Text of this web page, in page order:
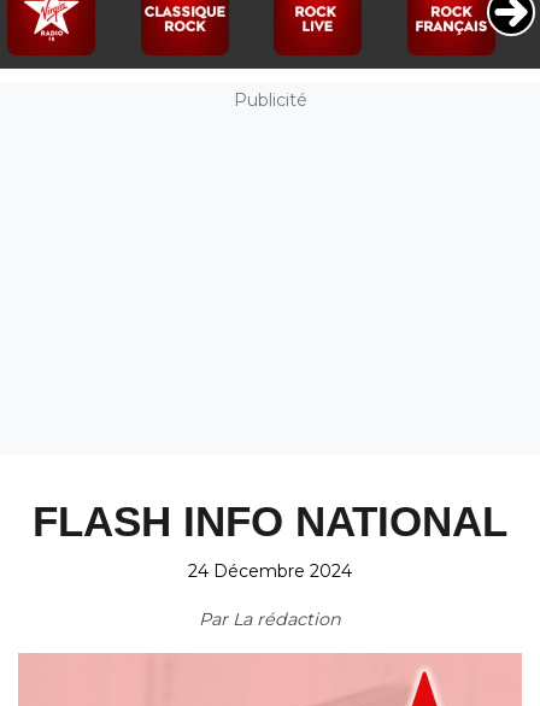
Publicité
FLASH INFO NATIONAL
24 Décembre 2024
Par La rédaction